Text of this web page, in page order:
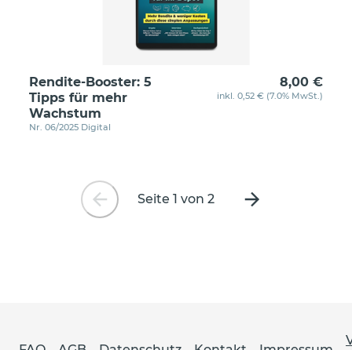
Rendite-Booster: 5
Tipps für mehr
Wachstum
Nr. 06/2025 Digital
8,00 €
inkl. 0,52 € (7.0% MwSt.)
Vorherige
Seite 1 von 2
Nächste